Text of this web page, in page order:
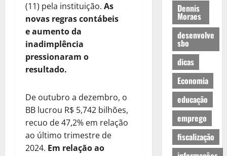
(11) pela instituição. As
novas regras contábeis
e aumento da
inadimplência
pressionaram o
resultado.
De outubro a dezembro, o
BB lucrou R$ 5,742 bilhões,
recuo de 47,2% em relação
ao último trimestre de
2024. Em relação ao
Dennis
Moraes
desenvolve
sbo
dicas
Economia
educação
emprego
fiscalização